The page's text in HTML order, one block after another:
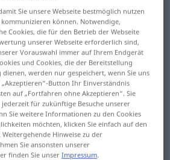
gehen weg-, fortgehen
verlassen FIG
verlassen FIG
Sie unsere Webseite bestmöglich nutzen
können. Notwendige,
Cookies, die für den Betrieb der Webseite
unserer Webseite erforderlich sind,
Vorauswahl immer auf Ihrem Endgerät
und Cookies, die der Bereitstellung
werden nur gespeichert, wenn Sie uns
Button Ihr Einverständnis
auf „Fortfahren ohne Akzeptieren“. Sie
für zukünftige Besuche unserer
Sie weitere Informationen zu den Cookies
möchten, klicken Sie einfach auf den
Hinweise zu der
Sie ansonsten unserer
finden Sie unserImpressum.